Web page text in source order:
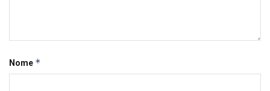
Nome *